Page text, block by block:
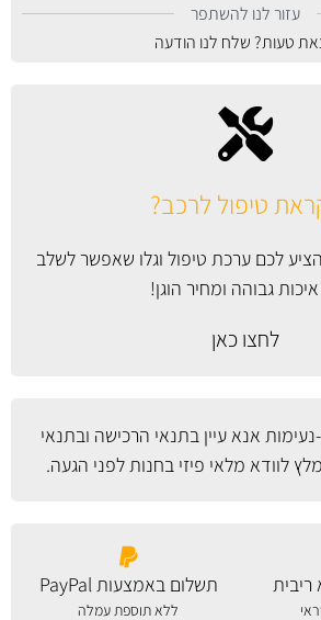
טיפול לרכב?
לכם ערכת טיפול וגלו שאפשר לשלב
איכות גבוהה ומחיר הוגן!
לחצו כאן
אנא עיין בתנאי הרכישה ובתנאי
לוודא מלאי פיזי בחנות לפני הגעה.
עזור לנו להשתפר
טעות? שלח לנו הודעה
תשלום באמצעות PayPal
ללא תוספת עמלה